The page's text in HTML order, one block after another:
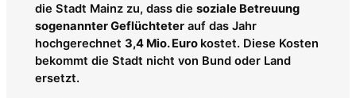
die Stadt Mainz zu, dass die soziale Betreuung
sogenannter Geflüchteterauf das Jahr
hochgerechnet 3,4 Mio. Euro kostet. Diese Kosten
bekommt die Stadt nicht von Bund oder Land
ersetzt.